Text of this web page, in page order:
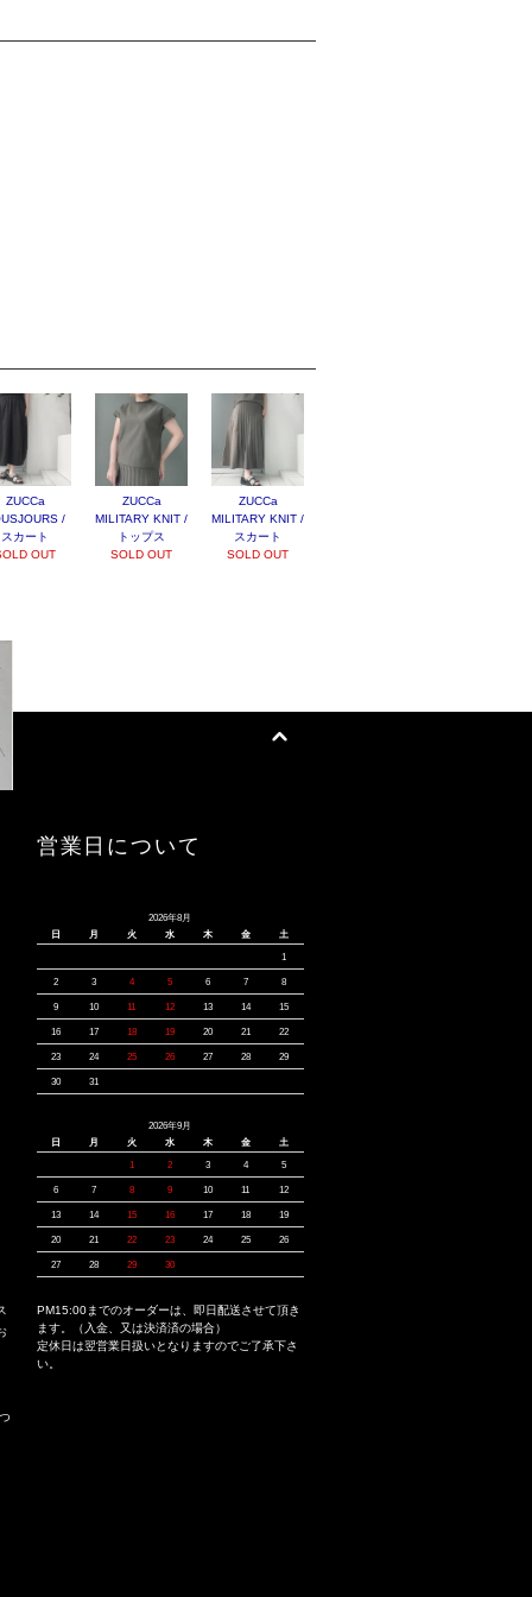
ZUCCa
/
スカート
OUT
ZUCCa
MILITARY KNIT /
トップス
SOLD OUT
ZUCCa
MILITARY KNIT /
スカート
SOLD OUT
営業日について
2026年8月
日
月 火 水 木 金
土
1
2 3 4 5 6 7 8
9 10 11 12 13 14 15
16 17 18 19 20 21 22
23 24 25 26 27 28 29
30 31
2026年9月
日
月 火 水 木 金
土
1
2 3 4 5
6 7 8 9 10 11 12
13 14 15 16 17 18 19
20 21 22 23 24 25 26
27 28 29 30
PM15:00までのオーダーは、即日配送させて頂き
ます。（入金、又は決済済の場合）
定休日は翌営業日扱いとなりますのでご了承下さ
い。